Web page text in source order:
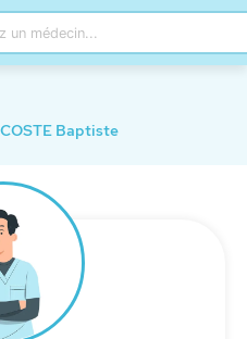
COSTE Baptiste